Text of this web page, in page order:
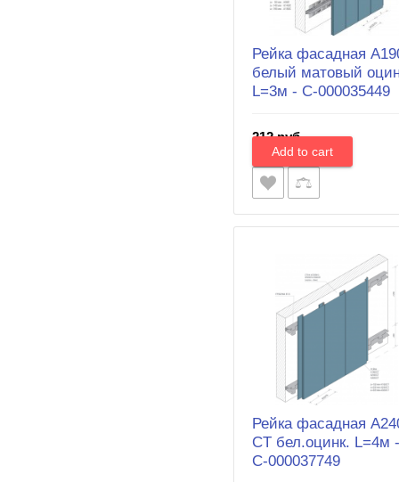
Рейка фасадная
белый матовый
L=3м - С-000035449
212 руб.
Рейка фасадная
CT бел.оцинк. L=4м -
С-000037749